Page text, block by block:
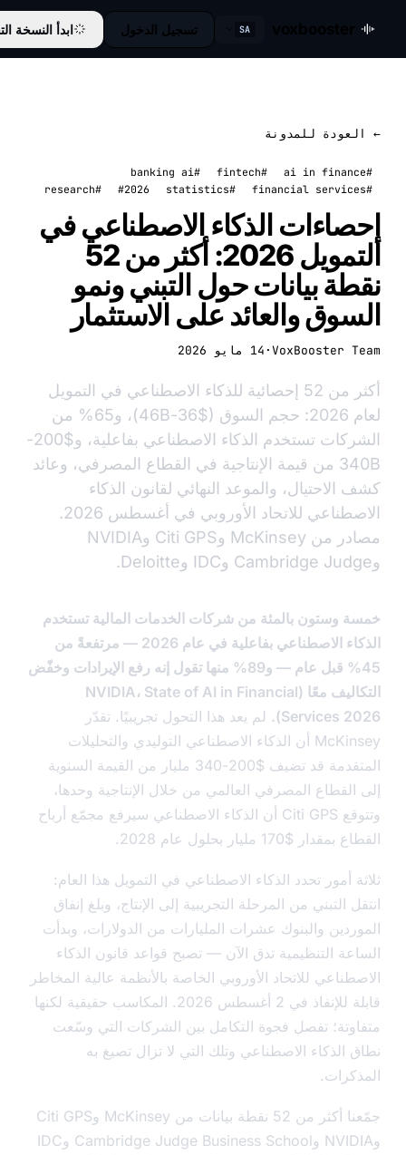
voxbooster تسجيل الدخول ابدأ النسخة التجريبية
للمدونة
#fintech
#banking ai
#statistics
#2026
#research
الذكاء الاصطناعي في
التمويل 2026: أكثر من 52
بيانات حول التبني ونمو
والعائد على الاستثمار
VoxBooster
·14 مايو 2026
أكثر من 52 إحصائية للذكاء الاصطناعي في التمويل
لعام 2026: حجم السوق ($36-46B)، و65% من
الشركات تستخدم الذكاء الاصطناعي بفاعلية، و$200-
340B من قيمة الإنتاجية في القطاع المصرفي، وعائد
والموعد النهائي لقانون الذكاء
الاصطناعي للاتحاد الأوروبي في أغسطس 2026.
مصادر من McKinsey وCiti GPS وNVIDIA
وستون بالمئة من شركات الخدمات المالية تستخدم
الذكاء الاصطناعي بفاعلية في عام 2026 — مرتفعةً من
45% قبل عام — و89% منها تقول إنه رفع الإيرادات وخفّض
التكاليف معًا (NVIDIA، State of AI in Financial
Services لم يعد هذا التحول تجريبيًا. تقدّر
McKinsey أن الذكاء الاصطناعي التوليدي والتحليلات
المتقدمة قد تضيف $200-340 مليار من القيمة السنوية
المصرفي العالمي من خلال الإنتاجية وحدها،
وتتوقع Citi GPS أن الذكاء الاصطناعي سيرفع مجمّع أرباح
$170 مليار بحلول عام 2028.
أمور تحدد الذكاء الاصطناعي في التمويل هذا العام:
التبني من المرحلة التجريبية إلى الإنتاج، وبلغ إنفاق
والبنوك عشرات المليارات من الدولارات، وبدأت
التنظيمية تدق الآن — تصبح قواعد قانون الذكاء
للاتحاد الأوروبي الخاصة بالأنظمة عالية المخاطر
قابلة للإنفاذ في 2 أغسطس 2026. المكاسب حقيقية لكنها
تفصل فجوة التكامل بين الشركات التي وسّعت
الذكاء الاصطناعي وتلك التي لا تزال تصيغ به
جمّعنا أكثر من 52 نقطة بيانات من McKinsey وCiti GPS
وNVIDIA وCambridge Judge Business School وIDC